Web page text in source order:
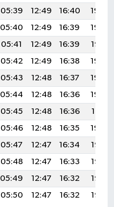
05:39 12:49 16:40
19:50
05:40 12:49 16:39
19:48
05:41 12:49 16:39
19:47
05:42 12:49 16:38
19:45
05:43 12:48 16:37
19:44
05:44 12:48 16:36
19:42
05:45 12:48 16:36
19:41
05:46 12:48 16:35
19:39
05:47 12:47 16:34
19:38
05:48 12:47 16:33
19:36
05:49 12:47 16:32
19:35
05:50 12:47 16:32 19:33